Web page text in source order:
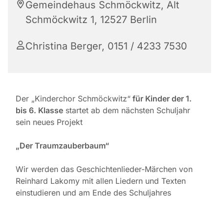
Gemeindehaus Schmöckwitz, Alt
Schmöckwitz 1, 12527 Berlin
Christina Berger, 0151 / 4233 7530
Der „Kinderchor Schmöckwitz“ für Kinder der 1.
bis 6. Klasse startet ab dem nächsten Schuljahr
sein neues Projekt
„Der Traumzauberbaum“
Wir werden das Geschichtenlieder-Märchen von
Reinhard Lakomy mit allen Liedern und Texten
einstudieren und am Ende des Schuljahres